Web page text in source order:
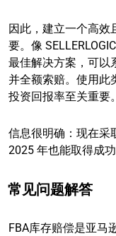
因此，建立一个高效
要。像
最佳解决方案，可以
并全额索赔。使用此
投资回报率至关重要。
信息很明确：现在采
2025 年也能取得成功
常见问题解答
FBA库存赔偿是亚马